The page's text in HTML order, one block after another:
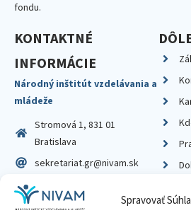
Spravovať
fondu.
KONTAKTNÉ
INFORMÁCIE
Národný inštitút vzdelávania a
mládeže
Stromová 1, 831 01
Bratislava
sekretariat.gr@nivam.sk
IČO: 00164348
DIČ: 2020798714